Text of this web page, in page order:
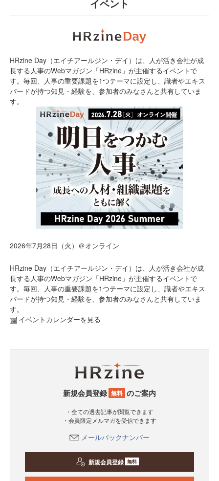
イベント
HRzine Day（エイチアールジン・デイ）は、人が活き会社が成
長する人事のWebマガジン「HRzine」が主催するイベントで
す。毎回、人事の重要課題を1つテーマに設定し、識者やエキス
パードが持つ知見・経験を、参加者のみなさんと共有していま
す。
2026年7月28日（火）＠オンライン
HRzine Day（エイチアールジン・デイ）は、人が活き会社が成
長する人事のWebマガジン「HRzine」が主催するイベントで
す。毎回、人事の重要課題を1つテーマに設定し、識者やエキス
パードが持つ知見・経験を、参加者のみなさんと共有していま
す。
イベントカレンダーを見る
新規会員登録 無料 のご案内
・全ての過去記事が閲覧できます
・会員限定メルマガを受信できます
メールバックナンバー
新規会員登録 無料